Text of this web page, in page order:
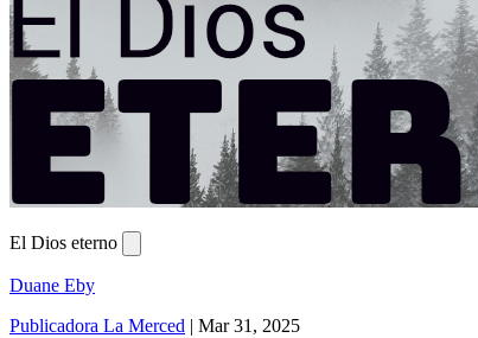
El Dios eterno
Duane Eby
Publicadora La Merced | Mar 31, 2025